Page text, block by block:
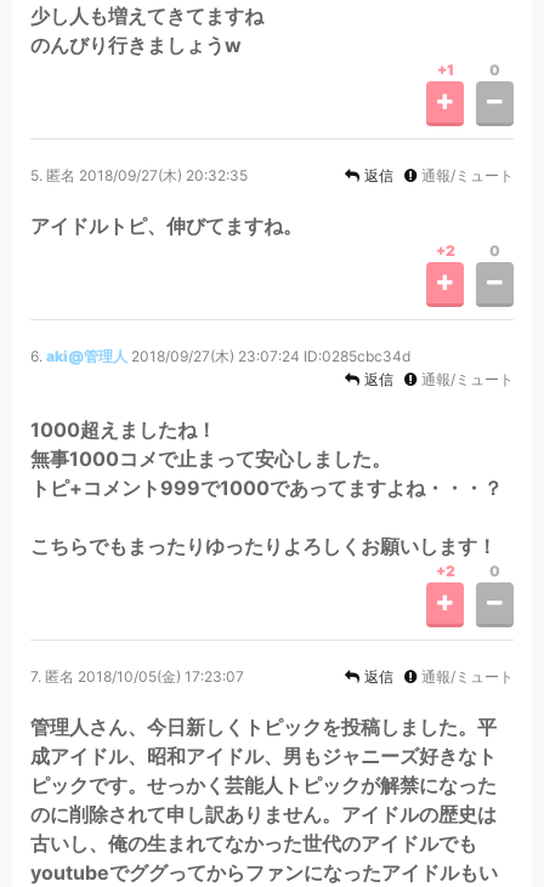
少し人も増えてきてますね
のんびり行きましょうw
+1 0
5. 匿名 2018/09/27(木) 20:32:35 返信 通報/ミュート
アイドルトピ、伸びてますね。
+2 0
6. aki@管理人 2018/09/27(木) 23:07:24 ID:0285cbc34d
返信
通報/ミュート
1000超えましたね！
無事1000コメで止まって安心しました。
トピ+コメント999で1000であってますよね・・・？
こちらでもまったりゆったりよろしくお願いします！
+2 0
7. 匿名 2018/10/05(金) 17:23:07 返信 通報/ミュート
管理人さん、今日新しくトピックを投稿しました。平
成アイドル、昭和アイドル、男もジャニーズ好きなト
ピックです。せっかく芸能人トピックが解禁になった
のに削除されて申し訳ありません。アイドルの歴史は
古いし、俺の生まれてなかった世代のアイドルでも
youtubeでググってからファンになったアイドルもい